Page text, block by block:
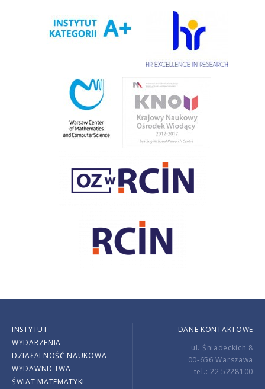
INSTYTUT
WYDARZENIA
DZIAŁALNOŚĆ NAUKOWA
WYDAWNICTWA
ŚWIAT MATEMATYKI
DANE KONTAKTOWE
ul. Śniadeckich 8
00-656 Warszawa
tel.: 22 5228100